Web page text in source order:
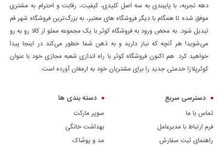
دهه تجربه، با پایبندی به سه اصل کلیدی، کیفیت، رقابت و احترام به مشتری
موفق شده تا همگام با دیگر فروشگاه های معتبر، به بزرگ‌ترین فروشگاه شهر قم
تبدیل شود. به محض ورود به فروشگاه کوثر با یک مجموعه مملو از کالا رو به رو
می‌شوید! هر آنچه که نیاز دارید و به ذهن شما خطور می‌کند در اینجا پیدا
خواهید کرد. هم اکنون فروشگاه کوثر با راه اندازی شعبه مجازی خود با عنوان
کوثرپلازا خدمتی جدید را برای مشتریان خود به ارمغان آورده است.
دسترسی سریع
تماس با ما
فرم ارتباط با مدیرعامل
راهنمای ثبت سفارش
دسته بندی ها
سوپر مارکت
بهداشت خانگی
مد و پوشاک